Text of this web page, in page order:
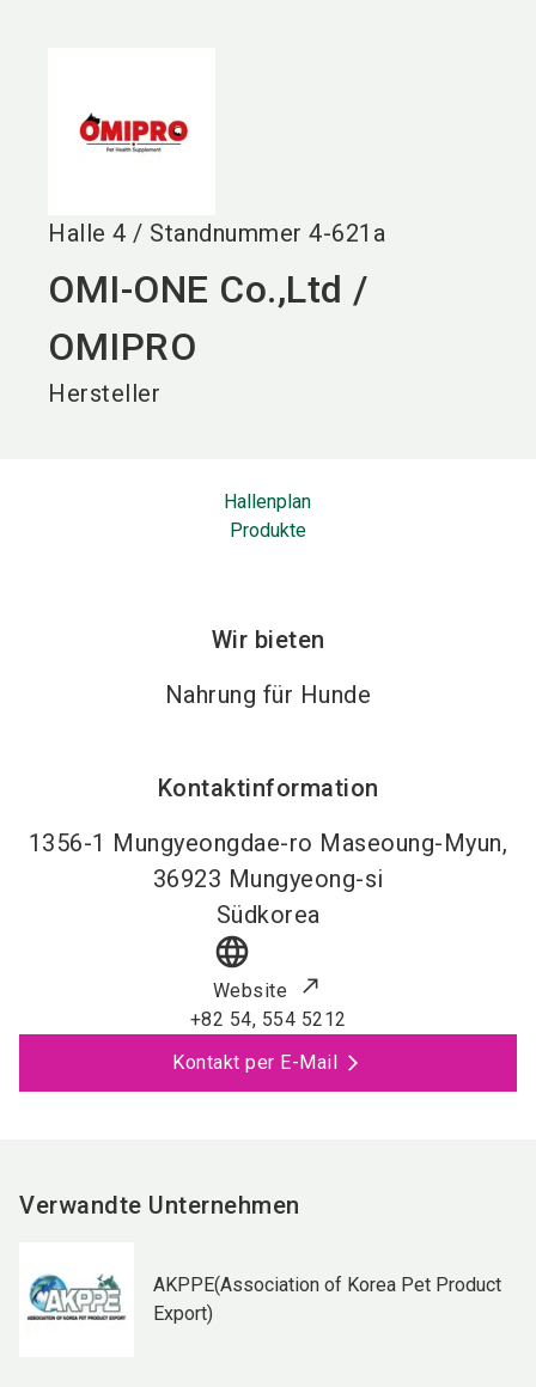
Halle 4 / Standnummer 4-621a
OMI-ONE Co.,Ltd /
OMIPRO
Hersteller
Hallenplan
Produkte
Wir bieten
Nahrung für Hunde
Kontaktinformation
1356-1 Mungyeongdae-ro Maseoung-Myun,
36923 Mungyeong-si
Südkorea
language
Website
+82 54, 554 5212
Kontakt per E-Mail
Verwandte Unternehmen
AKPPE(Association of Korea Pet Product
Export)